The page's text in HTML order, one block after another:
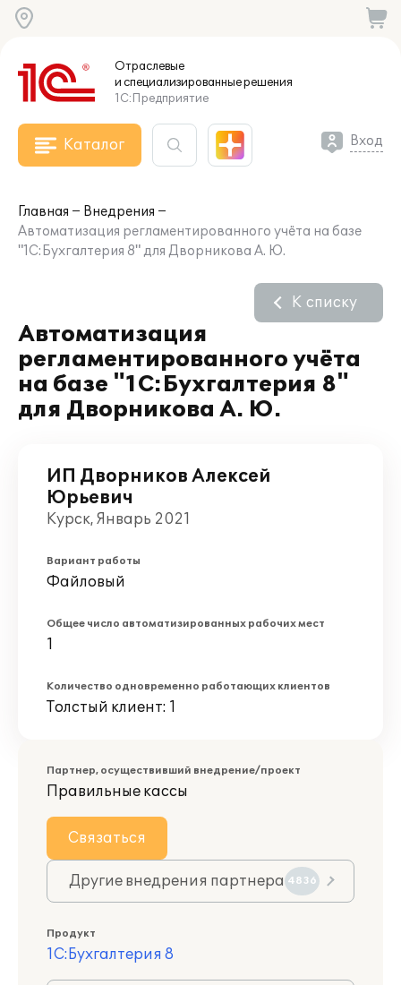
Отраслевые
и специализированныерешения
1С:Предприятие
Каталог Вход
Главная
Внедрения
Автоматизация регламентированного учёта на базе
"1С:Бухгалтерия 8" для Дворникова А. Ю.
Автоматизация
регламентированного учёта
на базе "1С:Бухгалтерия 8"
для Дворникова А. Ю.
К списку
ИП Дворников Алексей
Юрьевич
Курск, Январь 2021
Вариант работы
Файловый
Общее число автоматизированных рабочих мест
1
Количество одновременно работающих клиентов
Толстый клиент: 1
Партнер, осуществивший внедрение/проект
Правильные кассы
Связаться
Другие внедрения партнера 4836
Продукт
1С:Бухгалтерия 8